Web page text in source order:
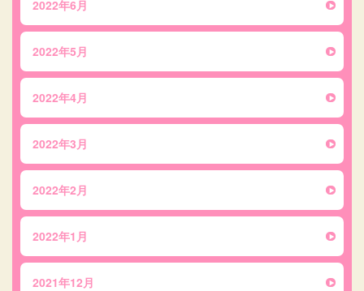
2022年6月
2022年5月
2022年4月
2022年3月
2022年2月
2022年1月
2021年12月